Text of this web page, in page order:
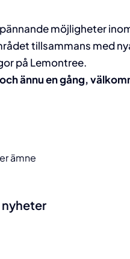
möjligheter
tillsammans med
på Lemontree.
och ännu en gång,